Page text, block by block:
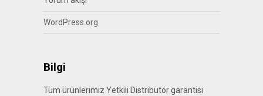
WordPress.org
Bilgi
Tüm ürünlerimiz Yetkili Distribütör garantisi